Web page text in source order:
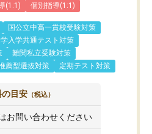
(1:1) 個別指導(1:1)
国公立中高一貫校受験対策
入学共通テスト対策
難関私立受験対策
薦型選抜対策
定期テスト対策
目安 （税込）
お問い合わせください